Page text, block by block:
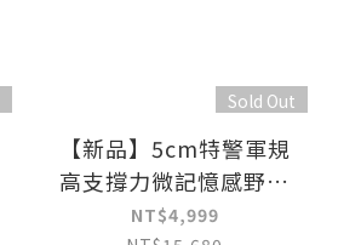
Sold Out
【新品】5cm特警軍規
高支撐力微記憶感野戰
輕量薄墊單人加大3.5尺
NT$4,999